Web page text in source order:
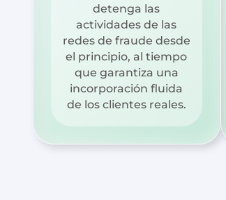
detenga las
actividades de las
redes de fraude desde
el principio, al tiempo
que garantiza una
incorporación fluida
de los clientes reales.